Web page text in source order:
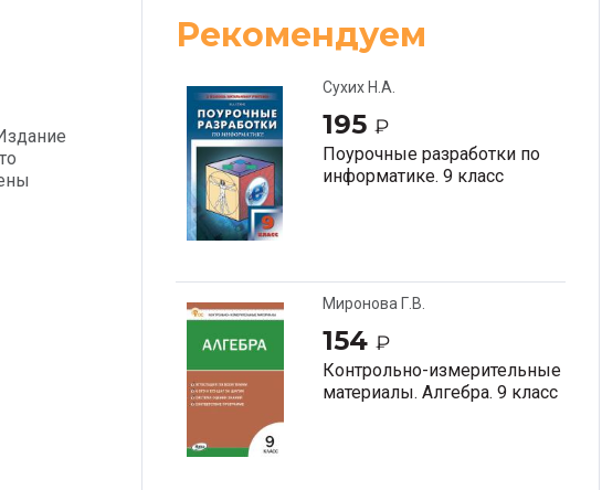
Рекомендуем
Сухих Н.А.
195 ₽
Поурочные разработки по
информатике. 9 класс
Миронова Г.В.
154 ₽
Контрольно-измерительные
материалы. Алгебра. 9 класс